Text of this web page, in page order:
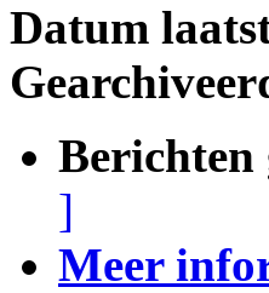
Datum
Berichten
]
Meer